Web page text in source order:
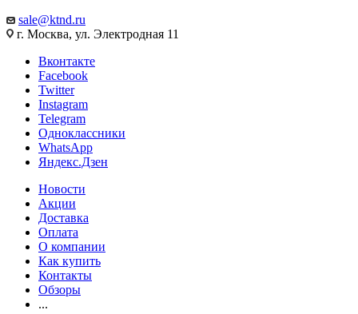
sale@ktnd.ru
г. Москва, ул. Электродная 11
Вконтакте
Facebook
Twitter
Instagram
Telegram
Одноклассники
WhatsApp
Яндекс.Дзен
Новости
Акции
Доставка
Оплата
О компании
Как купить
Контакты
Обзоры
...